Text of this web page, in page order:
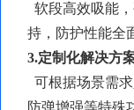
软段高效吸能
持，防护性能全
3.定制化解决方
可根据场景需